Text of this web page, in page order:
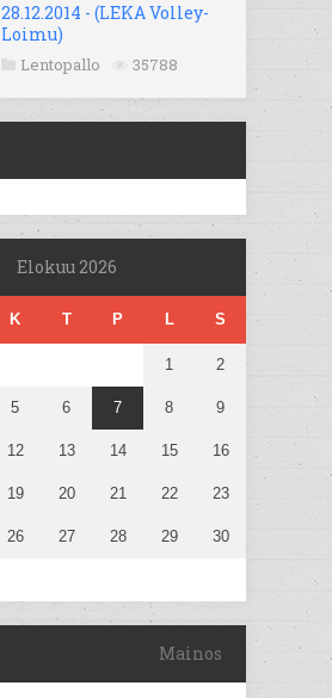
28.12.2014 - (LEKA Volley-
Loimu)
Lentopallo 35788
Elokuu 2026
K T P L S
1 2
5 6 7 8 9
12 13 14 15 16
19 20 21 22 23
26 27 28 29 30
Mainos